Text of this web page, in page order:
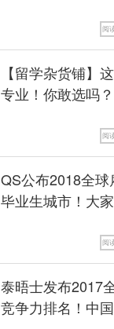
阅
【留学杂货铺】
专业！你敢选吗？
阅
QS公布2018全
毕业生城市！大
阅
泰晤士发布2017
竞争力排名！中